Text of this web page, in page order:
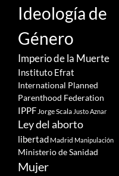
Ideología de
Género
Imperio de la Muerte
Instituto Efrat
International Planned
Parenthood Federation
IPPFJorge Scala Justo Aznar
Ley del aborto
libertad Madrid Manipulación
Ministerio de Sanidad
Mujer